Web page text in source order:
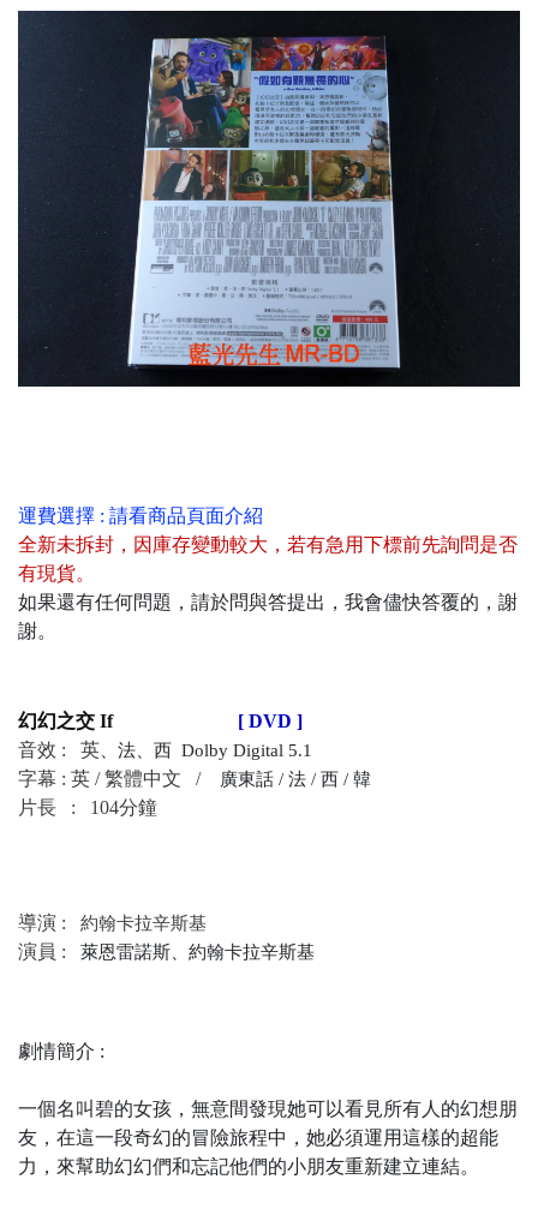
運費選擇 : 請看商品頁面介紹
全新未拆封 ， 因庫存變動較大，若有急用下標前先詢問是否
有現貨。
如果還有任何問題，請於問與答提出，我會儘快答覆的，謝
謝。
幻幻之交 If
[ DVD ]
音效 : 英 、法、西 Dolby Digital 5.1
字幕 : 英 / 繁體中文 / 廣東話 / 法 / 西 / 韓
片長 : 104分鐘
導演 : 約翰卡拉辛斯基
演員 : 萊恩雷諾斯、約翰卡拉辛斯基
劇情簡介 :
一個名叫碧的女孩，無意間發現她可以看見所有人的幻想朋
友，在這一段奇幻的冒險旅程中，她必須運用這樣的超能
力，來幫助幻幻們和忘記他們的小朋友重新建立連結。